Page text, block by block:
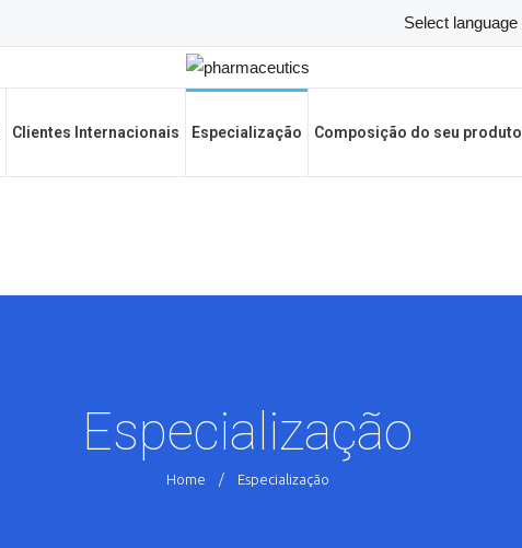
Clientes Internacionais Especialização Composição do seu produto
Especialização
Home / Especialização